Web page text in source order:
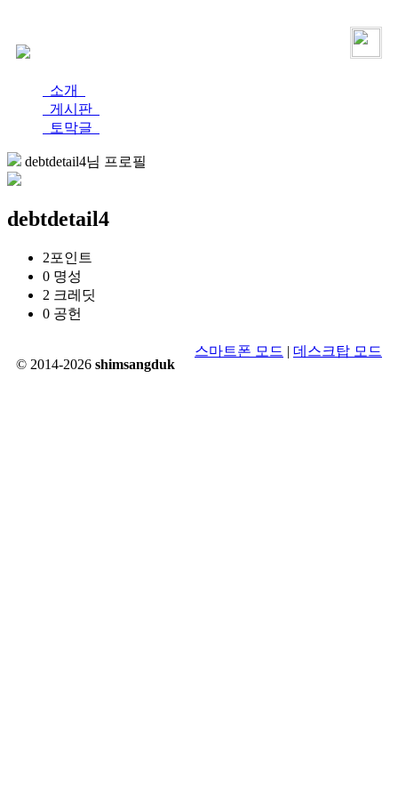
소개
게시판
토막글
debtdetail4님 프로필
debtdetail4
2포인트
0 명성
2 크레딧
0 공헌
© 2014-2026 shimsangduk
스마트폰 모드 | 데스크탑 모드